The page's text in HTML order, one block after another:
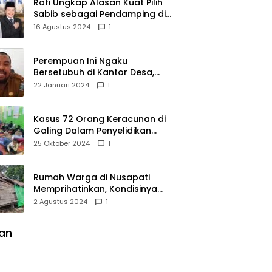
Rofi Ungkap Alasan Kuat Pilih
Sabib sebagai Pendamping di
Pilkada Sambas
16 Agustus 2024 1
Perempuan Ini Ngaku
Bersetubuh di Kantor Desa,
Kades Pasir Panjang
22 Januari 2024 1
Kasus 72 Orang Keracunan di
Galing Dalam Penyelidikan
Polres Sambas
25 Oktober 2024 1
Rumah Warga di Nusapati
Memprihatinkan, Kondisinya
Nyaris Roboh dan Tidak Layak
2 Agustus 2024 1